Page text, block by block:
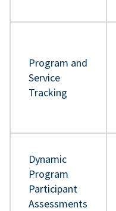
Program and
Service
Tracking
Dynamic
Program
Participant
Assessments